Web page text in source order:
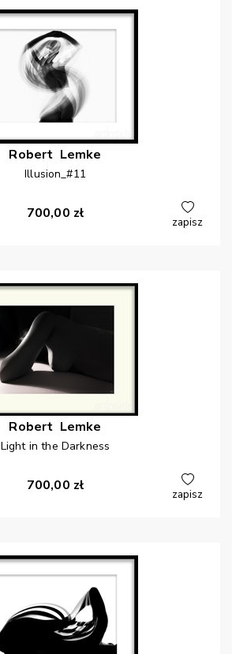
Robert Lemke
Illusion_#11
700,00 zł
zapisz
Robert Lemke
Light in the Darkness
700,00 zł
zapisz